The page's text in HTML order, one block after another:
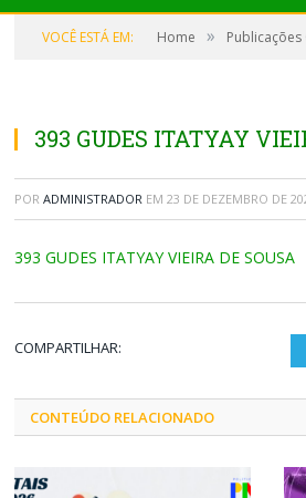
VOCÊ ESTÁ EM: Home » Publicações
393 GUDES ITATYAY
POR ADMINISTRADOR EM 23 DE DEZEMBRO DE
393 GUDES ITATYAY VIEIRA DE SOUSA
COMPARTILHAR:
CONTEÚDO RELACIONADO